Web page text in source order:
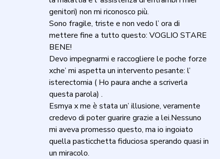
genitori) non mi riconosco più.
Sono fragile, triste e non vedo l’ ora di
mettere fine a tutto questo: VOGLIO STARE
BENE!
Devo impegnarmi e raccogliere le poche forze
xche’ mi aspetta un intervento pesante: l’
isterectomia ( Ho paura anche a scriverla
questa parola) .
Esmya x me è stata un’ illusione, veramente
credevo di poter guarire grazie a lei.Nessuno
mi aveva promesso questo, ma io ingoiato
quella pasticchetta fiduciosa sperando quasi in
un miracolo.